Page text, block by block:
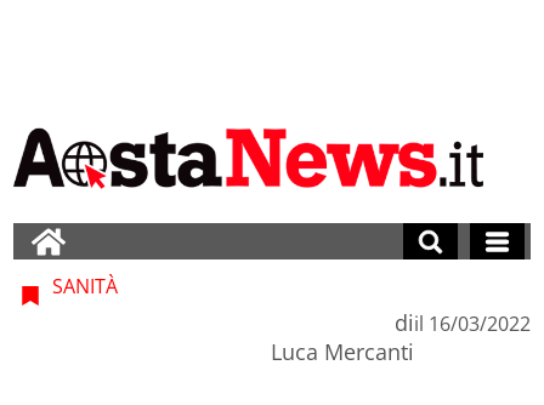
SANITÀ
di
Luca Mercanti
il 16/03/2022